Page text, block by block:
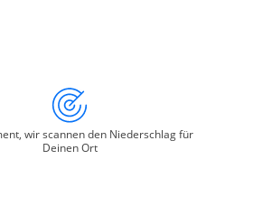
wir scannen den Niederschlag für
Deinen Ort